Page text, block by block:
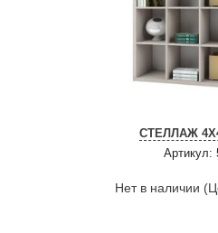
СТЕЛЛАЖ
Артикул:
Нет в наличии